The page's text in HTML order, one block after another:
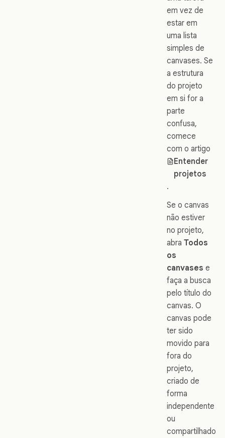
em vez de
estar em
uma lista
simples de
canvases. Se
a estrutura
do projeto
em si for a
parte
confusa,
comece
com o artigo
Entender
projetos
.
Se o canvas
não estiver
no projeto,
abra Todos
os
canvases e
faça a busca
pelo título do
canvas. O
canvas pode
ter sido
movido para
fora do
projeto,
criado de
forma
independente
ou
compartilhado